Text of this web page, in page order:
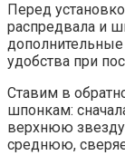
Перед
распредвала и
удобства при
Ставим в
шпонкам:
верхнюю
среднюю,